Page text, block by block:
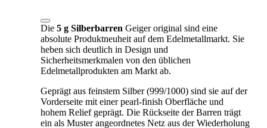
Die 5 g Silberbarren Geiger original sind eine
absolute Produktneuheit auf dem Edelmetallmarkt. Sie
heben sich deutlich in Design und
Sicherheitsmerkmalen von den üblichen
Edelmetallprodukten am Markt ab.
Geprägt aus feinstem Silber (999/1000) sind sie auf der
Vorderseite mit einer pearl-finish Oberfläche und
hohem Relief geprägt. Die Rückseite der Barren trägt
ein als Muster angeordnetes Netz aus der Wiederholung